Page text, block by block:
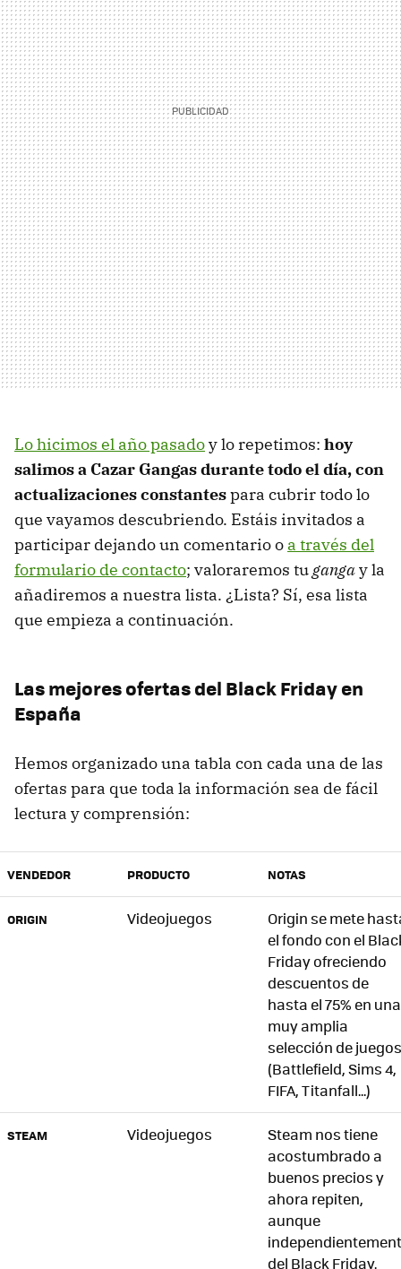
Lo hicimos el año pasadoy lo repetimos: hoy
salimos a Cazar Gangas durante todo el día, con
actualizaciones constantespara cubrir todo lo
que vayamos descubriendo. Estáis invitados a
participar dejando un comentario o a través del
formulario de contacto; valoraremos tugangay la
añadiremos a nuestra lista. ¿Lista? Sí, esa lista
que empieza a continuación.
Las mejores ofertas del Black Friday en
España
Hemos organizado una tabla con cada una de las
ofertas para que toda la información sea de fácil
lectura y comprensión:
VENDEDOR PRODUCTO NOTAS
ORIGIN Videojuegos
Origin se mete
el fondo con el
Friday ofreciendo
descuentos de
hasta el 75% en una
muy amplia
selección de juegos
(Battlefield, Sims 4,
FIFA, Titanfall...)
STEAM Videojuegos
Steam nos tiene
acostumbrado a
buenos precios y
ahora repiten,
aunque
del Black Friday.